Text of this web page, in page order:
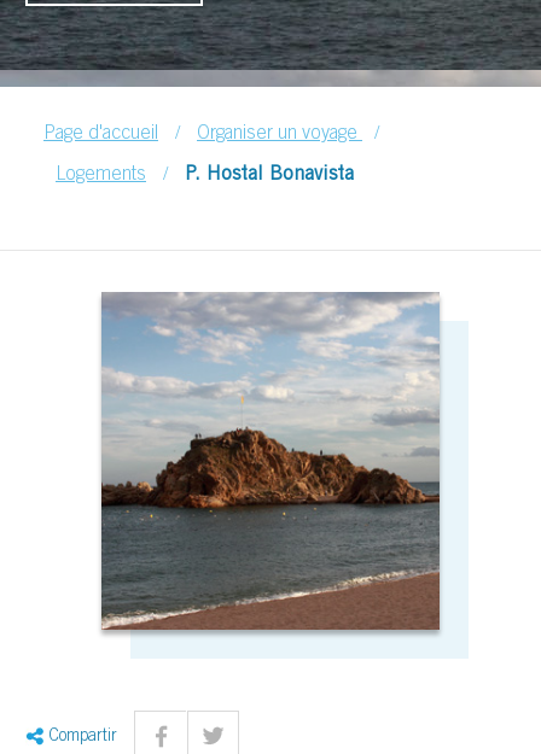
Page d'accueil / Organiser un voyage /
Logements / P. Hostal Bonavista
Compartir